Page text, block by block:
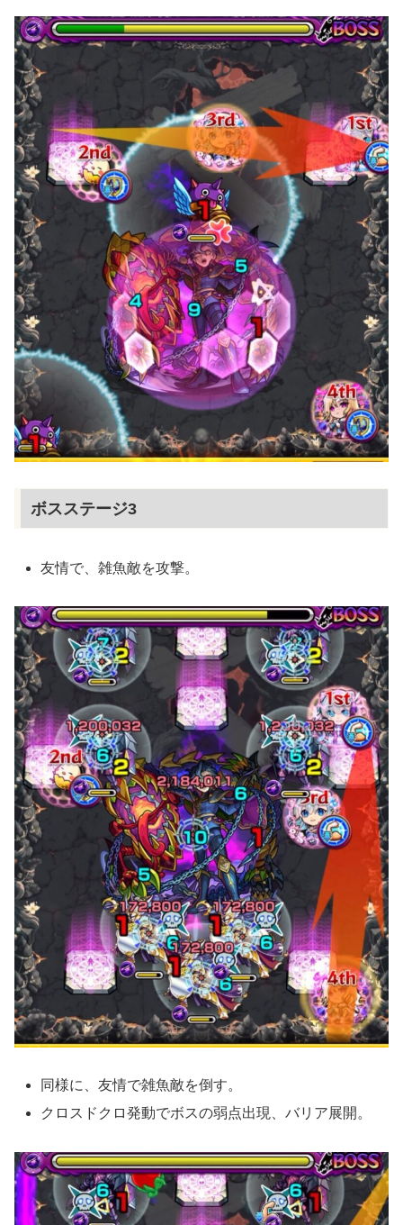
ボスステージ3
友情で、雑魚敵を攻撃。
同様に、友情で雑魚敵を倒す。
クロスドクロ発動でボスの弱点出現、バリア展開。